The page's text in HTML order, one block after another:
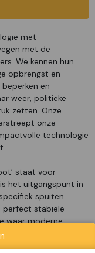
met
met de
We kennen hun
opbrengst en
en
weer, politieke
zetten. Onze
onze
technologie
staat voor
het uitgangspunt in
spuiten
perfect stabiele
waar moderne
Daarom vormt